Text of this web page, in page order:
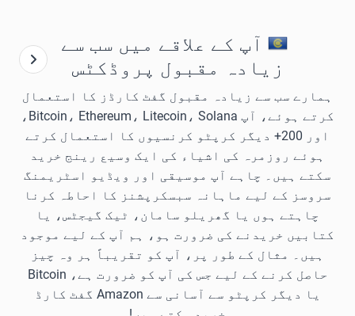
آپ کے علاقے میں سب سے
زیادہ مقبول پروڈکٹس
ہمارے سب سے زیادہ مقبول گفٹ کارڈز کا استعمال
کرتے ہوئے، آپ Bitcoin، Ethereum، Litecoin، Solana،
اور 200+ دیگر کرپٹو کرنسیوں کا استعمال کرتے
ہوئے روزمرہ کی اشیاء کی ایک وسیع رینج خرید
سکتے ہیں۔ چاہے آپ موسیقی اور ویڈیو اسٹریمنگ
سروسز کے لیے ماہانہ سبسکرپشنز کا احاطہ کرنا
چاہتے ہوں یا گھریلو سامان، ٹیک گیجٹس، یا
کتابیں خریدنے کی ضرورت ہو، ہم آپ کے لیے موجود
ہیں۔ مثال کے طور پر، آپ کو تقریباً ہر وہ چیز
حاصل کرنے کے لیے جس کی آپ کو ضرورت ہے، Bitcoin
یا دیگر کرپٹو سے آسانی سے Amazon گفٹ کارڈ